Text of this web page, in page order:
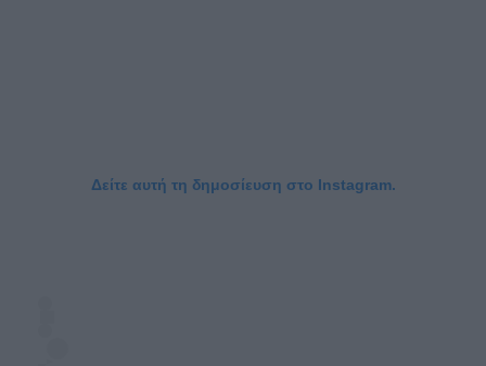
Δείτε αυτή τη δημοσίευση στο Instagram.